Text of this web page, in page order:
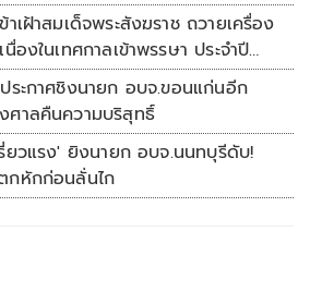
าเฝ้าสมเด็จพระสังฆราช ถวายเครื่อง
นื่องในเทศกาลเข้าพรรษา ประจำปี
ระกาศชิงนายก อบจ.ขอนแก่นอีก
ศาลคืนความบริสุทธิ์
ยวแรง' ยิงนายก อบจ.นนทบุรีดับ!
กหักก่อนลั่นไก